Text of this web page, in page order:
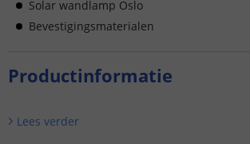
Solar wandlamp Oslo
Bevestigingsmaterialen
Productinformatie
Lees verder